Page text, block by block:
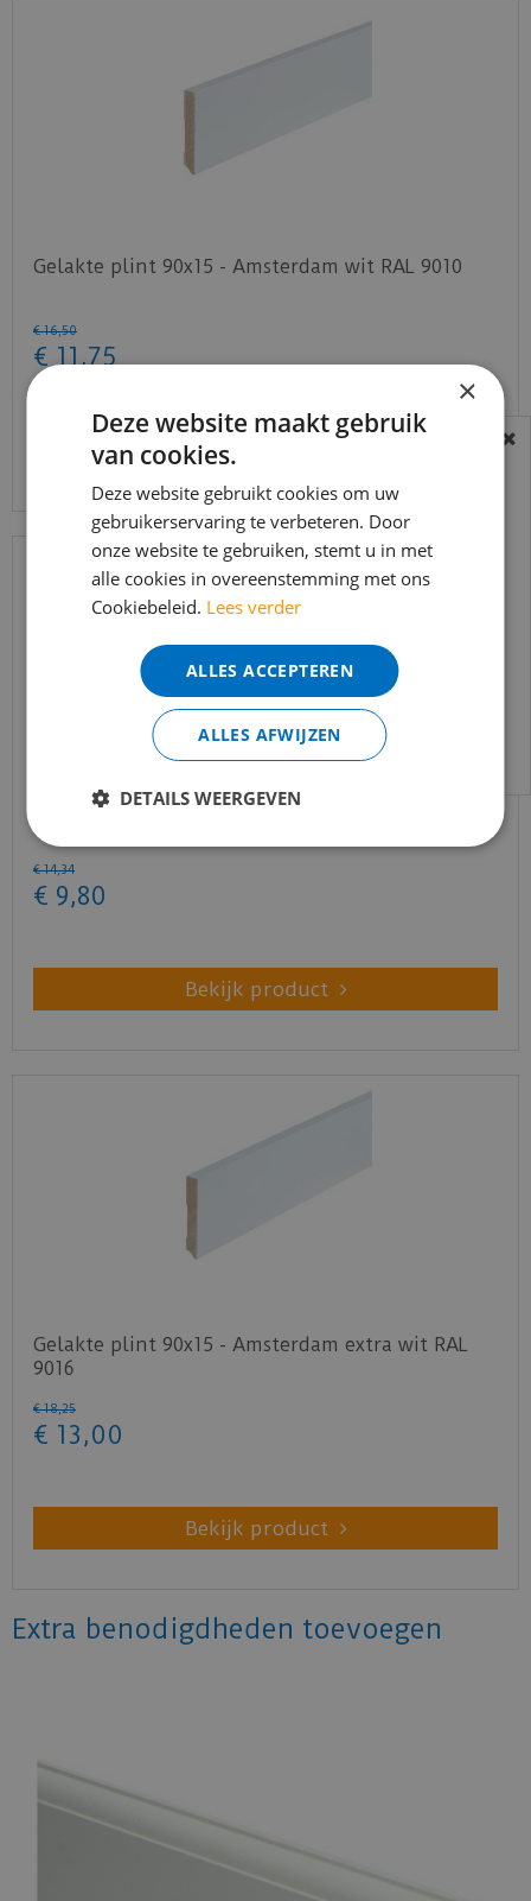
Gelakte plint 90x15 - Amsterdam wit RAL 9010
€ 16,50
€ 11 ,75
Bekijk product
MDF Moderne plint 90x15 voorgelakt RAL9010 -
lengte 240cm
€ 14,34
€ 9,80
Bekijk product
Gelakte plint 90x15 - Amsterdam extra wit RAL
9016
€ 18,25
€ 13 ,00
Bekijk product
Extra benodigdheden toevoegen
BEREIKBAARHEID
In verband met de vakantie periode zijn wij
t/m 14 augustus telefonisch helaas niet
bereikbaar.
Bestelling worden uiteraard verwerkt
echter iets minder snel dan wat je van ons
gewend bent.
Voor vragen kan je ons bereiken via
info@merkvloerenwinkel.nl
×
Deze website maakt gebruik
van cookies.
Deze website gebruikt cookies om uw
gebruikerservaring te verbeteren. Door
onze website te gebruiken, stemt u in met
alle cookies in overeenstemming met ons
Cookiebeleid. Lees verder
ALLES ACCEPTEREN
ALLES AFWIJZEN
DETAILS WEERGEVEN